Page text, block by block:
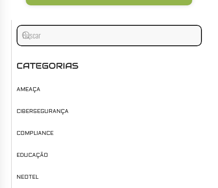
CATEGORIAS
AMEAÇA
CIBERSEGURANÇA
COMPLIANCE
EDUCAÇÃO
NEOTEL